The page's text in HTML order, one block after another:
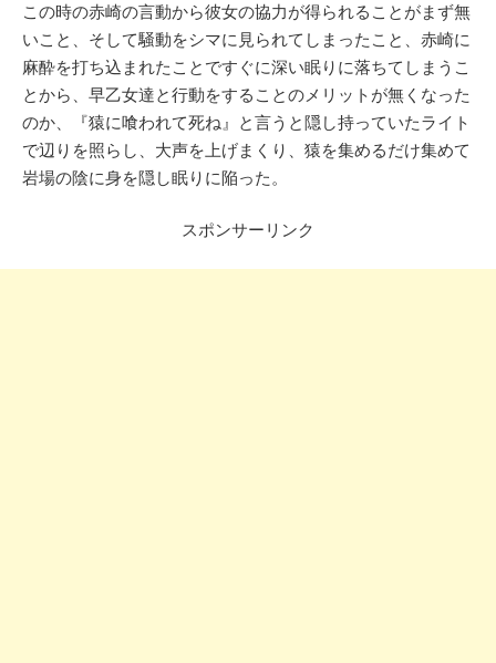
この時の赤崎の言動から彼女の協力が得られることがまず無
いこと、そして騒動をシマに見られてしまったこと、赤崎に
麻酔を打ち込まれたことですぐに深い眠りに落ちてしまうこ
とから、早乙女達と行動をすることのメリットが無くなった
のか、『猿に喰われて死ね』と言うと隠し持っていたライト
で辺りを照らし、大声を上げまくり、猿を集めるだけ集めて
岩場の陰に身を隠し眠りに陥った。
スポンサーリンク